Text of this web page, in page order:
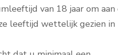
van 18 jaar om aan
leeftijd wettelijk gezien in